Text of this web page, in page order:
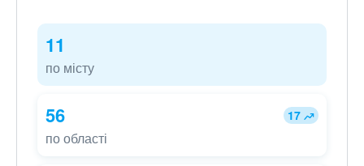
11
по місту
56 17
по області